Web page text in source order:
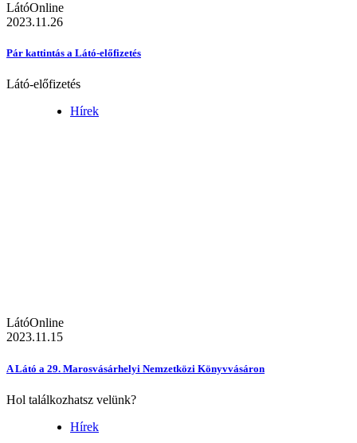
LátóOnline
2023.11.26
Pár kattintás a Látó-előfizetés
Látó-előfizetés
Hírek
LátóOnline
2023.11.15
A Látó a 29. Marosvásárhelyi Nemzetközi Könyvvásáron
Hol találkozhatsz velünk?
Hírek